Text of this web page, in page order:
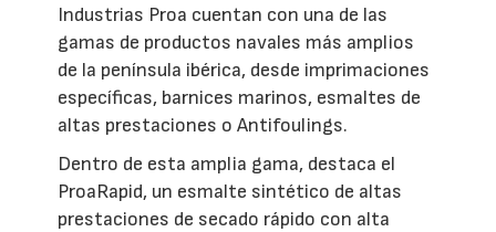
Industrias Proa cuentan con una de las
gamas de productos navales más amplios
de la península ibérica, desde imprimaciones
específicas, barnices marinos, esmaltes de
altas prestaciones o Antifoulings.
Dentro de esta amplia gama, destaca el
ProaRapid, un esmalte sintético de altas
prestaciones de secado rápido con alta